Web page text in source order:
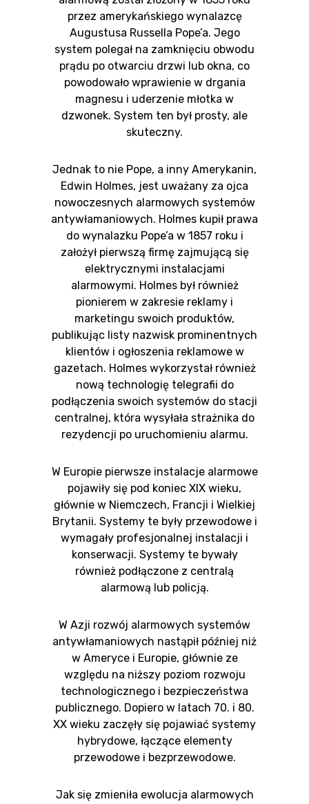
przez amerykańskiego wynalazcę
Augustusa Russella Pope’a. Jego
system polegał na zamknięciu obwodu
prądu po otwarciu drzwi lub okna, co
powodowało wprawienie w drgania
magnesu i uderzenie młotka w
dzwonek. System ten był prosty, ale
skuteczny.
Jednak to nie Pope, a inny Amerykanin,
Edwin Holmes, jest uważany za ojca
nowoczesnych alarmowych systemów
antywłamaniowych. Holmes kupił prawa
do wynalazku Pope’a w 1857 roku i
założył pierwszą firmę zajmującą się
elektrycznymi instalacjami
alarmowymi. Holmes był również
pionierem w zakresie reklamy i
marketingu swoich produktów,
publikując listy nazwisk prominentnych
klientów i ogłoszenia reklamowe w
gazetach. Holmes wykorzystał również
nową technologię telegrafii do
podłączenia swoich systemów do stacji
centralnej, która wysyłała strażnika do
rezydencji po uruchomieniu alarmu.
W Europie pierwsze instalacje alarmowe
pojawiły się pod koniec XIX wieku,
głównie w Niemczech, Francji i Wielkiej
Brytanii. Systemy te były przewodowe i
wymagały profesjonalnej instalacji i
konserwacji. Systemy te bywały
również podłączone z centralą
alarmową lub policją.
W Azji rozwój alarmowych systemów
antywłamaniowych nastąpił później niż
w Ameryce i Europie, głównie ze
względu na niższy poziom rozwoju
technologicznego i bezpieczeństwa
publicznego. Dopiero w latach 70. i 80.
XX wieku zaczęły się pojawiać systemy
hybrydowe, łączące elementy
przewodowe i bezprzewodowe.
Jak się zmieniła ewolucja alarmowych